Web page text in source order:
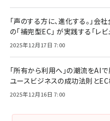
「声のする方に、進化する。」
の「補完型EC」 が実践する「レ
2025年12月17日 7:00
「所有から利用へ」の潮流をAIで
ユースビジネスの成功法則と
2025年12月16日 7:00